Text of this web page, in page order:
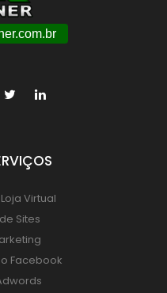
Virtual
Sites
Facebook